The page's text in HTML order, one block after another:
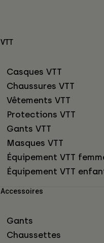
VTT
Casques VTT
Chaussures VTT
Vêtements VTT
Protections VTT
Gants VTT
Masques VTT
Équipement VTT
Équipement VTT
Accessoires
Gants
Chaussettes